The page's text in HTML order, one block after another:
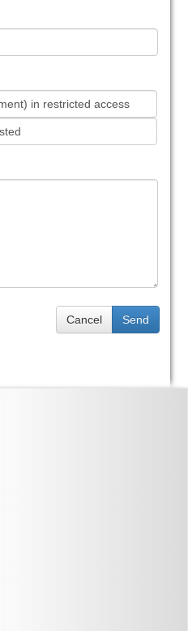
in restricted access
Cancel Send